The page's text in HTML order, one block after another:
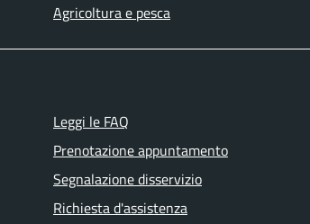
Agricoltura e pesca
Leggi le FAQ
Prenotazione appuntamento
Segnalazione disservizio
Richiesta d'assistenza